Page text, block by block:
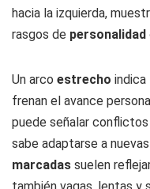
hacia la izquierda,
rasgos de personalidad
Un arco estrecho indica
frenan el avance
puede señalar
sabe adaptarse a
marcadas suelen